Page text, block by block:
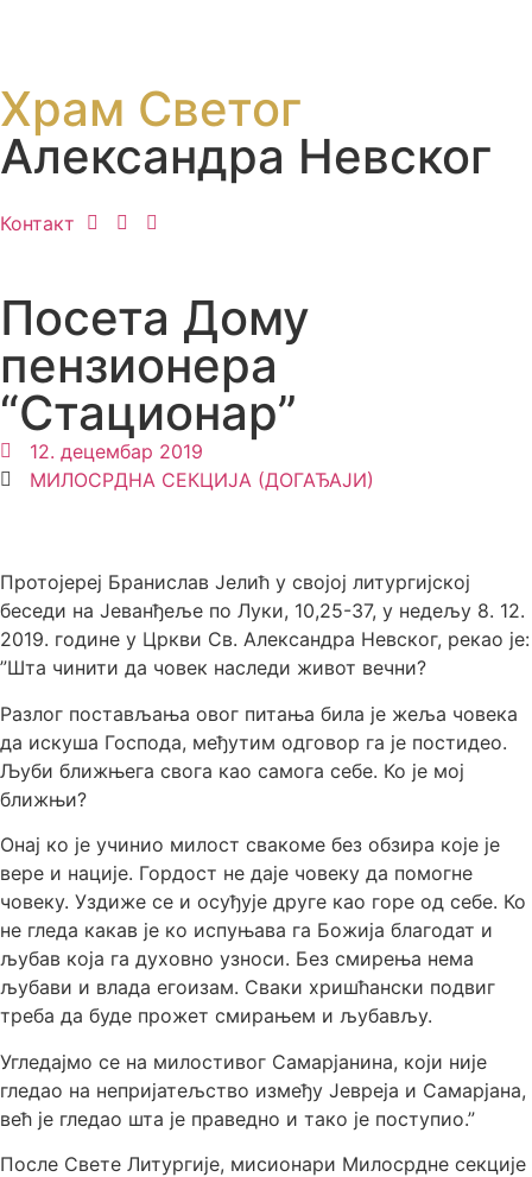
Храм Светог
Александра Невског
Контакт
Посета Дому
пензионера
“Стационар”
12. децембар 2019
МИЛОСРДНА СЕКЦИЈА (ДОГАЂАЈИ)
Протојереј Бранислав Јелић у својој литургијској
беседи на Јеванђеље по Луки, 10,25-37, у недељу 8. 12.
2019. године у Цркви Св. Александра Невског, рекао је:
”Шта чинити да човек наследи живот вечни?
Разлог постављања овог питања била је жеља човека
да искуша Господа, међутим одговор га је постидео.
Љуби ближњега свога као самога себе. Ко је мој
ближњи?
Онај ко је учинио милост свакоме без обзира које је
вере и нације. Гордост не даје човеку да помогне
човеку. Уздиже се и осуђује друге као горе од себе. Ко
не гледа какав је ко испуњава га Божија благодат и
љубав која га духовно узноси. Без смирења нема
љубави и влада егоизам. Сваки хришћански подвиг
треба да буде прожет смирањем и љубављу.
Угледајмо се на милостивог Самарјанина, који није
гледао на непријатељство између Јевреја и Самарјана,
већ је гледао шта је праведно и тако је поступио.”
После Свете Литургије, мисионари Милосрдне секције